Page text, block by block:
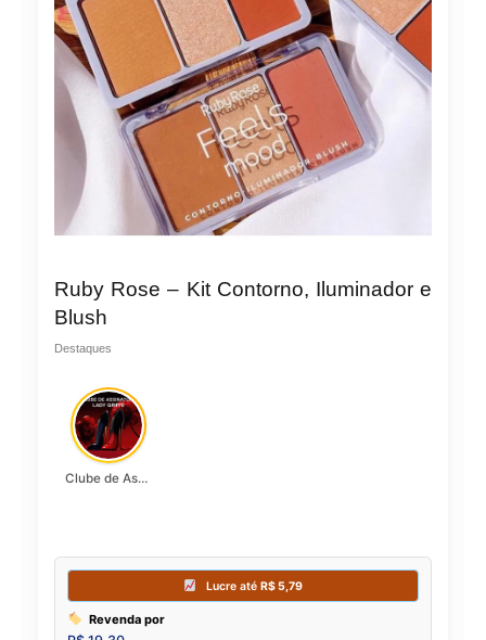
Ruby Rose – Kit Contorno, Iluminador e
Blush
Destaques
Clube de Assinatura Lady Griffe